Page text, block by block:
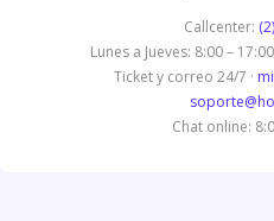
Callcenter:
Lunes a Jueves: 8:00 –
Ticket y correo 24/7 ·
Chat online: